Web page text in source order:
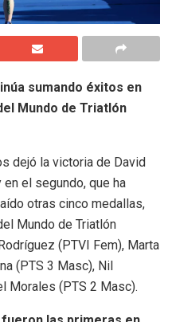
sumando éxitos en
Mundo de Triatlón
dejó la victoria de David
el segundo, que ha
otras cinco medallas,
Mundo de Triatlón
(PTVI Fem), Marta
(PTS 3 Masc), Nil
Morales (PTS 2 Masc).